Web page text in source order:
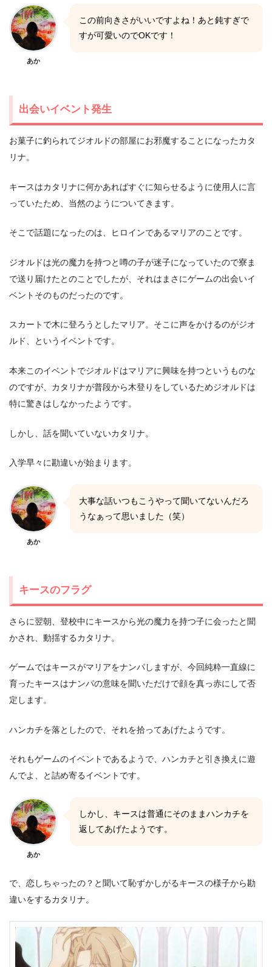
あか
この前向きさがいいですよね！あと鈍すぎで
すが可愛いのでOKです！
出会いイベント発生
お菓子に釣られてジオルドの部屋にお邪魔することになったカタ
リナ。
キースはカタリナに何かあればすぐに知らせるように使用人に言
っていたため、当然のようについてきます。
そこで話題になったのは、ヒロインであるマリアのことです。
ジオルドは光の魔力を持つと噂の子が迷子になっていたので寮ま
で送り届けたとのことでしたが、それはまさにゲームの出会いイ
ベントそのものだったのです。
スカートで木に登ろうとしたマリア。そこに声をかけるのがジオ
ルド、というイベントです。
本来このイベントでジオルドはマリアに興味を持つというものな
のですが、カタリナが普段から木登りをしているためジオルドは
特に驚きはしなかったようです。
しかし、話を聞いていないカタリナ。
入学早々に勘違いが始まります。
あか
大事な話いつもこうやって聞いてないんだろ
うなぁって思いました（笑）
キースのフラグ
さらに翌朝、登校中にキースから光の魔力を持つ子に会ったと聞
かされ、動揺するカタリナ。
ゲームではキースがマリアをナンパしますが、今回純粋一直線に
育ったキースはナンパの意味を聞いただけで顔を真っ赤にして否
定します。
ハンカチを落としたので、それを拾ってあげたようです。
それもゲームのイベントであるようで、ハンカチと引き換えに遊
んでよ、と詰め寄るイベントです。
あか
しかし、キースは普通にそのままハンカチを
返してあげたようです。
で、恋しちゃったの？と聞いて恥ずかしがるキースの様子から勘
違いをするカタリナ。